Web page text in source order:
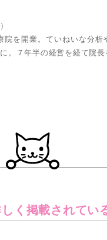
を開業。ていねいな分析
。７年半の経営を経て院
く 掲載されてい